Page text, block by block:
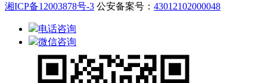
湘ICP备12003878号-3 公安备案号： 43012102000048
电话咨询
微信咨询